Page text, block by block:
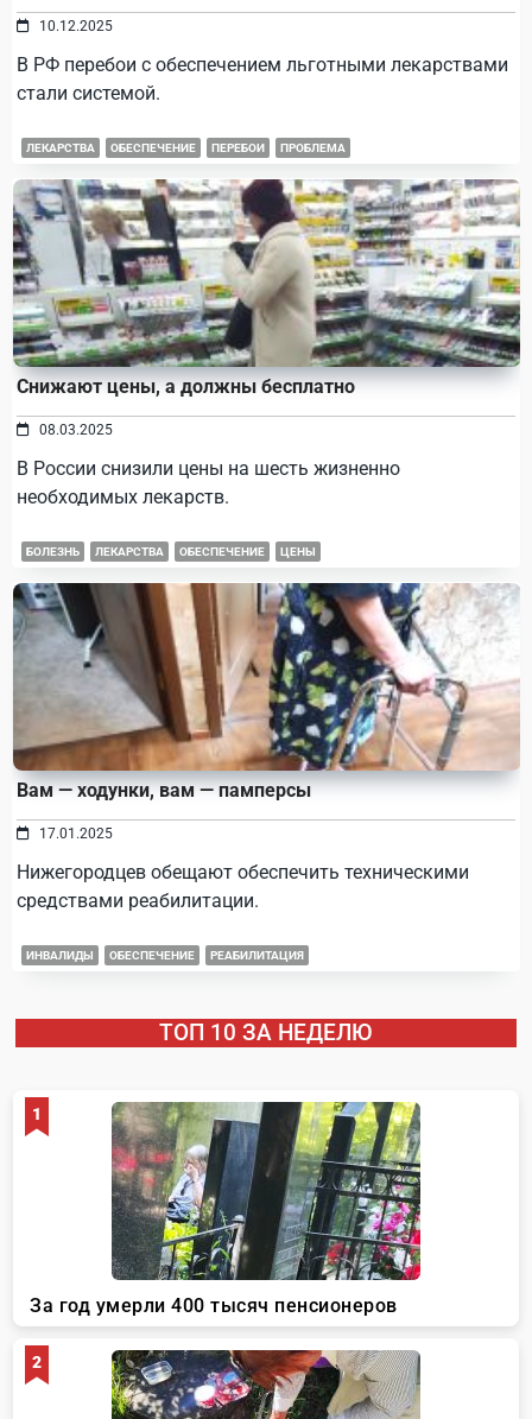
10.12.2025
В РФ перебои с обеспечением льготными лекарствами
стали системой.
ЛЕКАРСТВА ОБЕСПЕЧЕНИЕ ПЕРЕБОИ ПРОБЛЕМА
Снижают цены, а должны бесплатно
08.03.2025
В России снизили цены на шесть жизненно
необходимых лекарств.
БОЛЕЗНЬ ЛЕКАРСТВА ОБЕСПЕЧЕНИЕ ЦЕНЫ
Вам — ходунки, вам — памперсы
17.01.2025
Нижегородцев обещают обеспечить техническими
средствами реабилитации.
ИНВАЛИДЫ ОБЕСПЕЧЕНИЕ РЕАБИЛИТАЦИЯ
ТОП 10 ЗА НЕДЕЛЮ